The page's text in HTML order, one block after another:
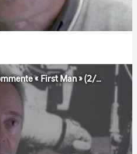
Un astronaute français commente « First Man » (2/3)